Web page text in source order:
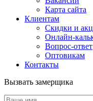
Карта сайта
Клиентам
Скидки и
Онлайн-
Вопрос-ответ
Оптовикам
Контакты
Вызвать замерщика